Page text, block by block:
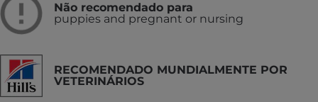
Não recomendado para
puppies and pregnant or nursing
RECOMENDADO MUNDIALMENTE POR
VETERINÁRIOS